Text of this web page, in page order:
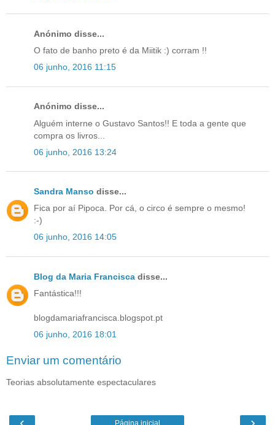
Anónimo disse...
O fato de banho preto é da Miitik :) corram !!
06 junho, 2016 11:15
Anónimo disse...
Alguém interne o Gustavo Santos!! E toda a gente que
compra os livros...
06 junho, 2016 13:24
Sandra Manso disse...
Fica por aí Pipoca. Por cá, o circo é sempre o mesmo!
:-)
06 junho, 2016 14:05
Blog da Maria Francisca disse...
Fantástica!!!
blogdamariafrancisca.blogspot.pt
06 junho, 2016 18:01
Enviar um comentário
Teorias absolutamente espectaculares